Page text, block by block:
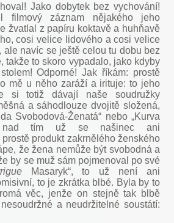
Jako dobytek bez vychování!
filmový záznam nějakého jeho
žvatlal z papíru koktavě a huhňavě
cosi velice lidového a cosi velice
ale navíc se ještě celou tu dobu bez
takže to skoro vypadalo, jako kdyby
Odporné! Jak říkám: prostě
mě u něho zaráží a irituje: to jeho
si totiž dávají naše soudružky
a sáhodlouze dvojitě složená,
Svobodová-Ženatá“ nebo „Kurva
nad tím už se našinec ani
produkt zakrnělého ženského
že žena nemůže být svobodná a
by se muž sám pojmenoval po své
Masaryk“, to už není ani
to je zkrátka blbé. Byla by to
věc, jenže on stejně tak blbě
a neudržitelné soustátí: